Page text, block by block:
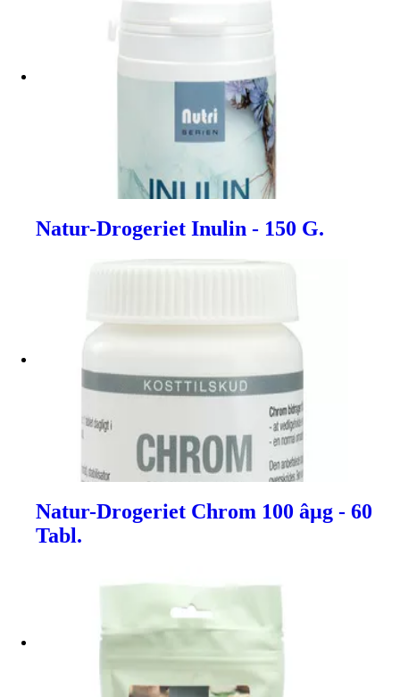
Natur-Drogeriet Inulin - 150 G.
Natur-Drogeriet Chrom 100 âµg - 60
Tabl.